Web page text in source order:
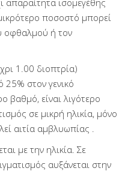
ποσοστό μπορεί
οφθαλμού ή τον
1.00 διοπτρία)
25% στον γενικό
είναι λιγότερο
σε μικρή ηλικία, μόνο
αιτία αμβλυωπίας .
με την ηλικία. Σε
αυξάνεται στην